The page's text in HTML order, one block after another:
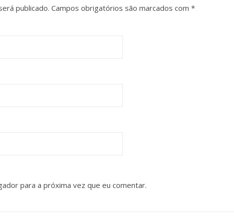
publicado. Campos obrigatórios são marcados com *
para a próxima vez que eu comentar.